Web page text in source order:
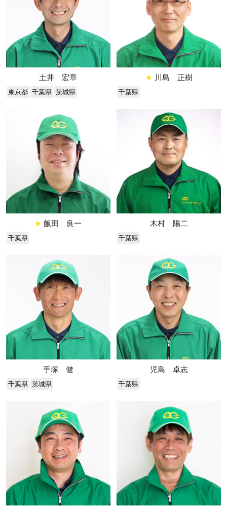
土井 宏章
東京都 千葉県 茨城県
★ 川島 正樹
千葉県
★ 飯田 良一
千葉県
木村 陽二
千葉県
手塚 健
千葉県 茨城県
児島 卓志
千葉県